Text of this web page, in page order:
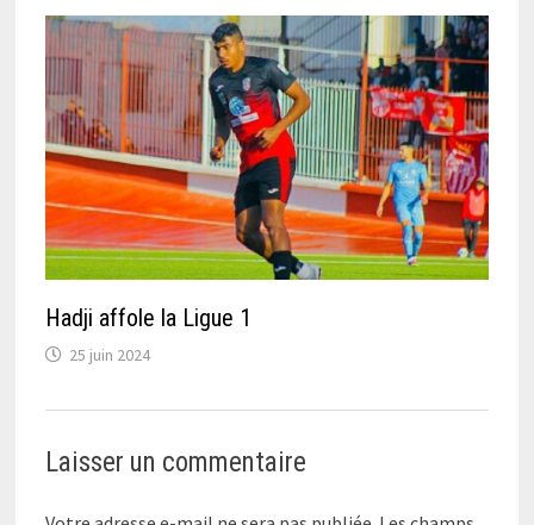
Hadji affole la Ligue 1
25 juin 2024
Laisser un commentaire